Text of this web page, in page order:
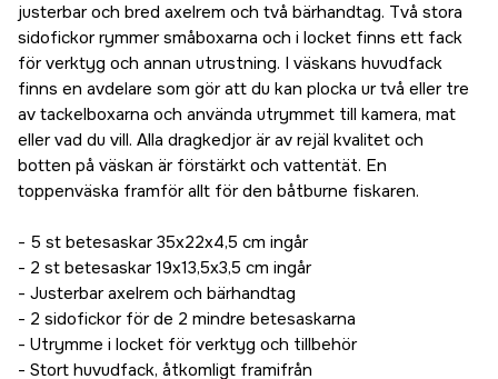
justerbar och bred axelrem och två bärhandtag. Två stora
sidofickor rymmer småboxarna och i locket finns ett fack
för verktyg och annan utrustning. I väskans huvudfack
finns en avdelare som gör att du kan plocka ur två eller tre
av tackelboxarna och använda utrymmet till kamera, mat
eller vad du vill. Alla dragkedjor är av rejäl kvalitet och
botten på väskan är förstärkt och vattentät. En
toppenväska framför allt för den båtburne fiskaren.
- 5 st betesaskar 35x22x4,5 cm ingår
- 2 st betesaskar 19x13,5x3,5 cm ingår
- Justerbar axelrem och bärhandtag
- 2 sidofickor för de 2 mindre betesaskarna
- Utrymme i locket för verktyg och tillbehör
- Stort huvudfack, åtkomligt framifrån